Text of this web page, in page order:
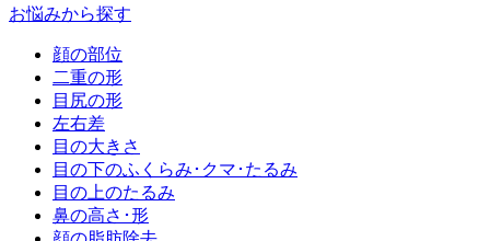
お悩みから探す
顔の部位
二重の形
目尻の形
左右差
目の大きさ
目の下のふくらみ･クマ･たるみ
目の上のたるみ
鼻の高さ･形